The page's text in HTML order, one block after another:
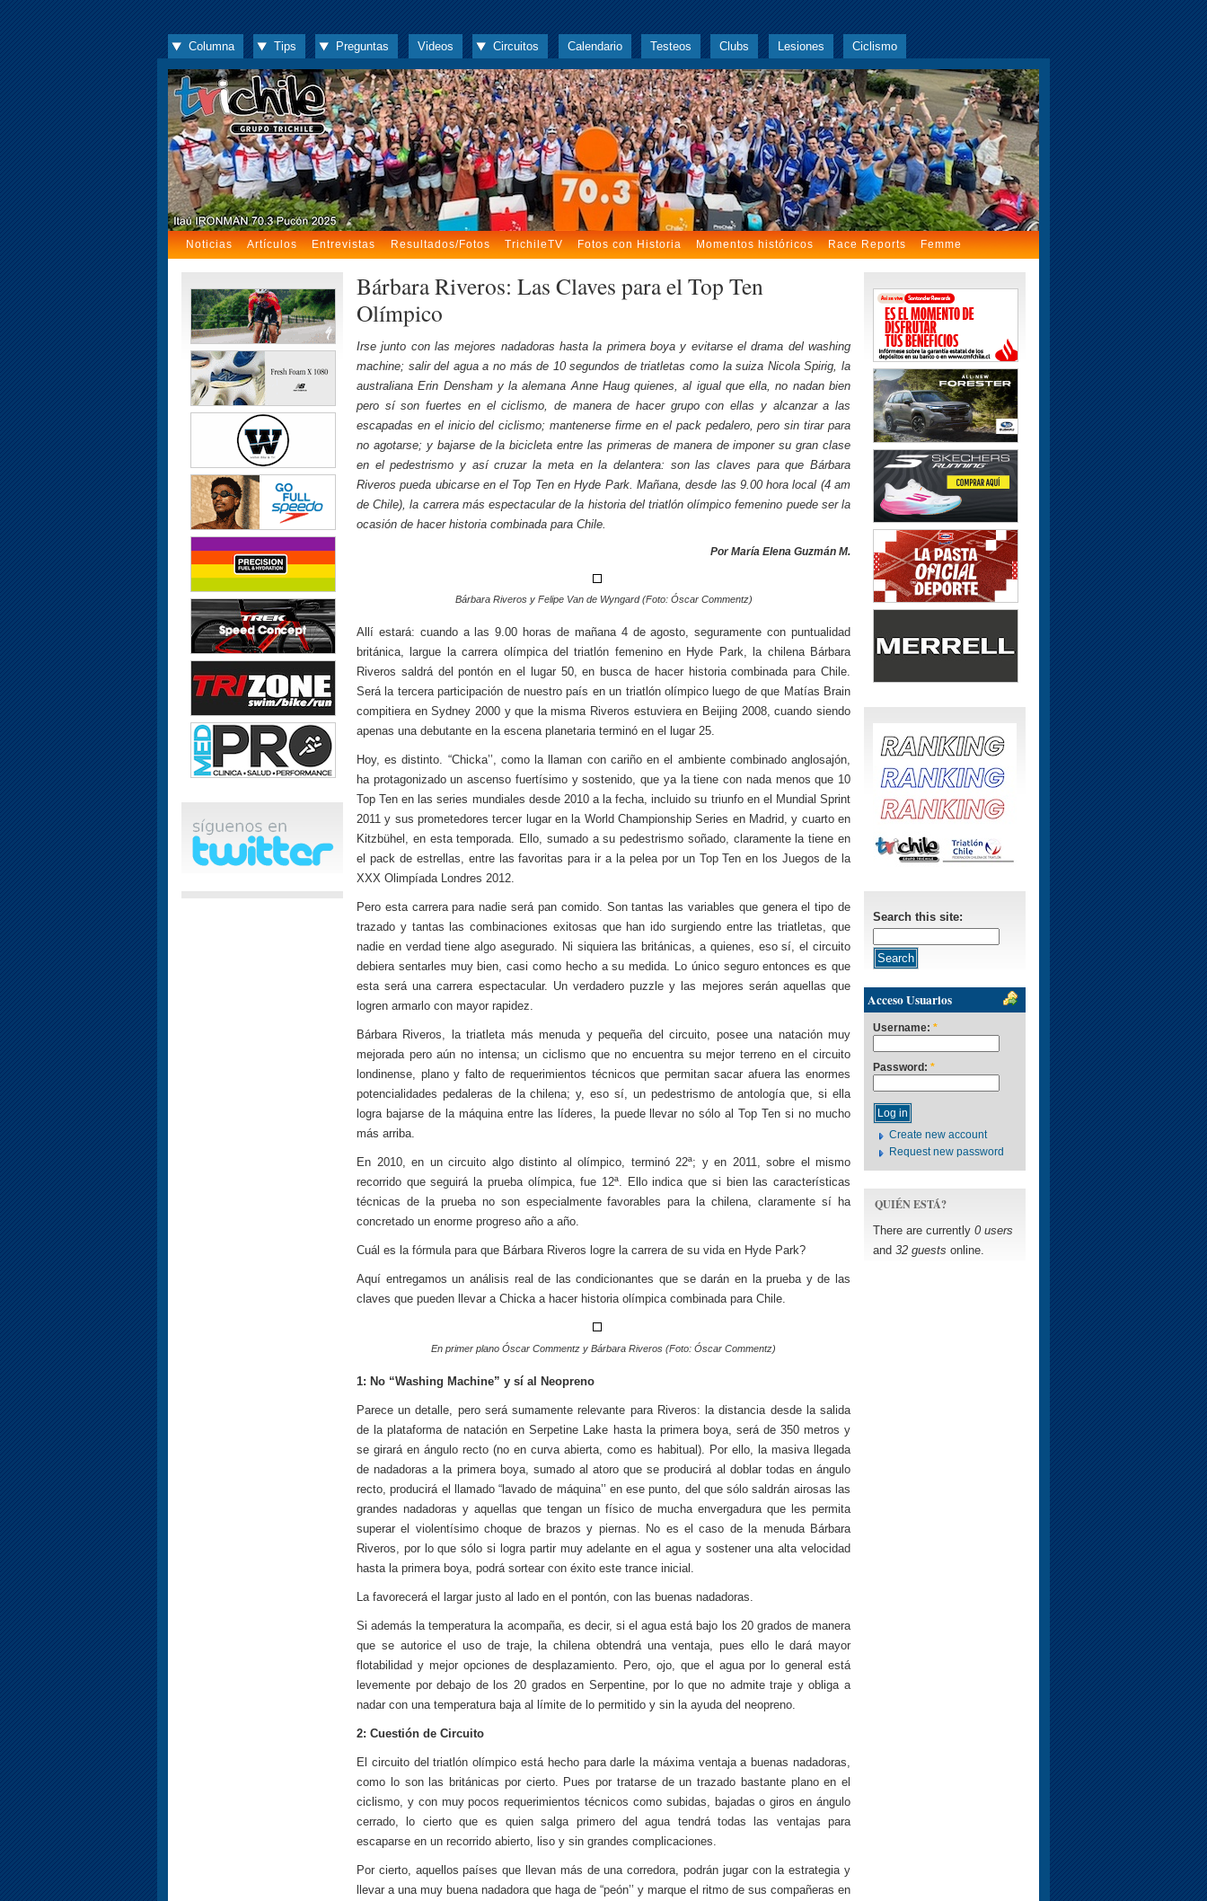
Columna Tips Preguntas Videos Circuitos Calendario Testeos Clubs Lesiones Ciclismo
Noticias Artículos Entrevistas Resultados/Fotos TrichileTV Fotos con Historia Momentos históricos Race Reports Femme
Bárbara Riveros: Las Claves para el Top Ten
Olímpico
Irse junto con las mejores nadadoras hasta la primera boya y evitarse el drama del washing
machine; salir del agua a no más de 10 segundos de triatletas como la suiza Nicola Spirig, la
australiana Erin Densham y la alemana Anne Haug quienes, al igual que ella, no nadan bien
pero sí son fuertes en el ciclismo, de manera de hacer grupo con ellas y alcanzar a las
escapadas en el inicio del ciclismo; mantenerse firme en el pack pedalero, pero sin tirar para
no agotarse; y bajarse de la bicicleta entre las primeras de manera de imponer su gran clase
en el pedestrismo y así cruzar la meta en la delantera: son las claves para que Bárbara
Riveros pueda ubicarse en el Top Ten en Hyde Park. Mañana, desde las 9.00 hora local (4 am
de Chile), la carrera más espectacular de la historia del triatlón olímpico femenino puede ser la
ocasión de hacer historia combinada para Chile.
Por María Elena Guzmán M.
Bárbara Riveros y Felipe Van de Wyngard (Foto: Óscar Commentz)
Allí estará: cuando a las 9.00 horas de mañana 4 de agosto, seguramente con puntualidad
británica, largue la carrera olímpica del triatlón femenino en Hyde Park, la chilena Bárbara
Riveros saldrá del pontón en el lugar 50, en busca de hacer historia combinada para Chile.
Será la tercera participación de nuestro país en un triatlón olímpico luego de que Matías Brain
compitiera en Sydney 2000 y que la misma Riveros estuviera en Beijing 2008, cuando siendo
apenas una debutante en la escena planetaria terminó en el lugar 25.
Hoy, es distinto. “Chicka’’, como la llaman con cariño en el ambiente combinado anglosajón,
ha protagonizado un ascenso fuertísimo y sostenido, que ya la tiene con nada menos que 10
Top Ten en las series mundiales desde 2010 a la fecha, incluido su triunfo en el Mundial Sprint
2011 y sus prometedores tercer lugar en la World Championship Series en Madrid, y cuarto en
Kitzbühel, en esta temporada. Ello, sumado a su pedestrismo soñado, claramente la tiene en
el pack de estrellas, entre las favoritas para ir a la pelea por un Top Ten en los Juegos de la
XXX Olimpíada Londres 2012.
Pero esta carrera para nadie será pan comido. Son tantas las variables que genera el tipo de
trazado y tantas las combinaciones exitosas que han ido surgiendo entre las triatletas, que
nadie en verdad tiene algo asegurado. Ni siquiera las británicas, a quienes, eso sí, el circuito
debiera sentarles muy bien, casi como hecho a su medida. Lo único seguro entonces es que
esta será una carrera espectacular. Un verdadero puzzle y las mejores serán aquellas que
logren armarlo con mayor rapidez.
Bárbara Riveros, la triatleta más menuda y pequeña del circuito, posee una natación muy
mejorada pero aún no intensa; un ciclismo que no encuentra su mejor terreno en el circuito
londinense, plano y falto de requerimientos técnicos que permitan sacar afuera las enormes
potencialidades pedaleras de la chilena; y, eso sí, un pedestrismo de antología que, si ella
logra bajarse de la máquina entre las líderes, la puede llevar no sólo al Top Ten si no mucho
más arriba.
En 2010, en un circuito algo distinto al olímpico, terminó 22ª; y en 2011, sobre el mismo
recorrido que seguirá la prueba olímpica, fue 12ª. Ello indica que si bien las características
técnicas de la prueba no son especialmente favorables para la chilena, claramente sí ha
concretado un enorme progreso año a año.
Cuál es la fórmula para que Bárbara Riveros logre la carrera de su vida en Hyde Park?
Aquí entregamos un análisis real de las condicionantes que se darán en la prueba y de las
claves que pueden llevar a Chicka a hacer historia olímpica combinada para Chile.
En primer plano Óscar Commentz y Bárbara Riveros (Foto: Óscar Commentz)
1: No “Washing Machine” y sí al Neopreno
Parece un detalle, pero será sumamente relevante para Riveros: la distancia desde la salida
de la plataforma de natación en Serpetine Lake hasta la primera boya, será de 350 metros y
se girará en ángulo recto (no en curva abierta, como es habitual). Por ello, la masiva llegada
de nadadoras a la primera boya, sumado al atoro que se producirá al doblar todas en ángulo
recto, producirá el llamado “lavado de máquina’’ en ese punto, del que sólo saldrán airosas las
grandes nadadoras y aquellas que tengan un físico de mucha envergadura que les permita
superar el violentísimo choque de brazos y piernas. No es el caso de la menuda Bárbara
Riveros, por lo que sólo si logra partir muy adelante en el agua y sostener una alta velocidad
hasta la primera boya, podrá sortear con éxito este trance inicial.
La favorecerá el largar justo al lado en el pontón, con las buenas nadadoras.
Si además la temperatura la acompaña, es decir, si el agua está bajo los 20 grados de manera
que se autorice el uso de traje, la chilena obtendrá una ventaja, pues ello le dará mayor
flotabilidad y mejor opciones de desplazamiento. Pero, ojo, que el agua por lo general está
levemente por debajo de los 20 grados en Serpentine, por lo que no admite traje y obliga a
nadar con una temperatura baja al límite de lo permitido y sin la ayuda del neopreno.
2: Cuestión de Circuito
El circuito del triatlón olímpico está hecho para darle la máxima ventaja a buenas nadadoras,
como lo son las británicas por cierto. Pues por tratarse de un trazado bastante plano en el
ciclismo, y con muy pocos requerimientos técnicos como subidas, bajadas o giros en ángulo
cerrado, lo cierto que es quien salga primero del agua tendrá todas las ventajas para
escaparse en un recorrido abierto, liso y sin grandes complicaciones.
Por cierto, aquellos países que llevan más de una corredora, podrán jugar con la estrategia y
llevar a una muy buena nadadora que haga de “peón’’ y marque el ritmo de sus compañeras en
Search this site:
Acceso Usuarios
Username: *
Password: *
Create new account
Request new password
QUIÉN ESTÁ?
There are currently 0 users
and 32 guests online.